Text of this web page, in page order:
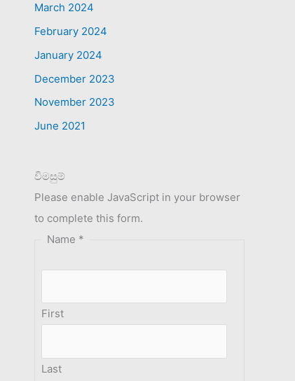
March 2024
February 2024
January 2024
December 2023
November 2023
June 2021
විමසුම්
Please enable JavaScript in your browser
to complete this form.
Name *
First
Last